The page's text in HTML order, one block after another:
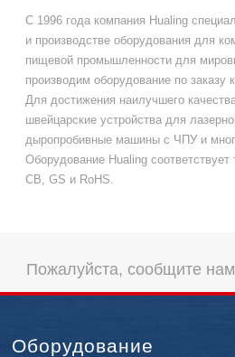
С 1996 года компания Hualing
и производстве оборудования для
пищевой промышленности для
производим оборудование по заказу
Для достижения наилучшего
швейцарские устройства для
дыропробивные машины с ЧПУ и
Оборудование Hualing соответствует
CB, GS и RoHS.
Пожалуйста, сообщите
Оборудование